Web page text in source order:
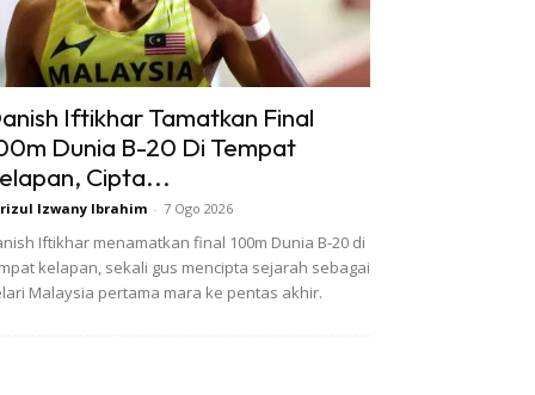
Iftikhar Tamatkan Final
Dunia B-20 Di Tempat
Cipta...
Izwany Ibrahim - 7 Ogo 2026
Iftikhar menamatkan final 100m Dunia B-20 di
kelapan, sekali gus mencipta sejarah sebagai
Malaysia pertama mara ke pentas akhir.